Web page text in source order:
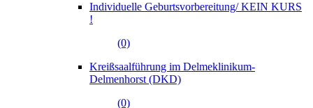
Individuelle Geburtsvorbereitung/ KEIN KURS
!
(0)
Kreißsaalführung im Delmeklinikum-
Delmenhorst (DKD)
(0)